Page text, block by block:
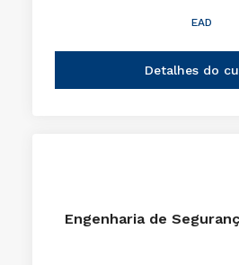
EAD
Detalhes do
Engenharia de